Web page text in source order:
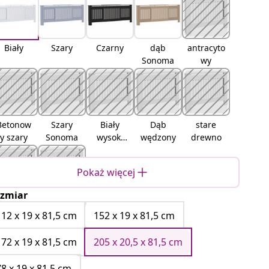
Biały Szary Czarny
dąb
Sonoma
antracyto
wy
y szary
Szary
Sonoma
Biały
wysoki
Dąb
wędzony
stare
drewno
Dąb
artisan
Czarny
dąb
Pokaż więcej
x 19 x 81,5 cm
152 x 19 x 81,5 cm
x 19 x 81,5 cm
205 x 20,5 x 81,5 cm